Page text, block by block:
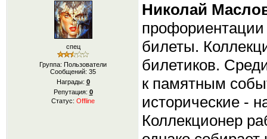
спец
Группа: Пользователи
Сообщений: 35
Награды: 0
Репутация: 0
Статус: Offline
Николай
профориентации
билеты.
билетиков.
к памятным
исторические -
Коллекционер